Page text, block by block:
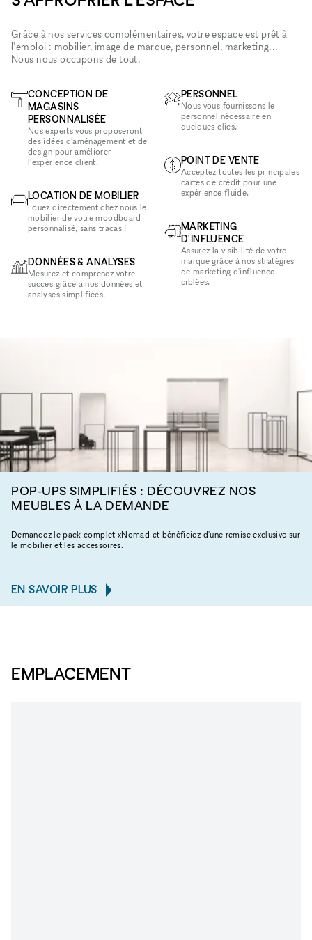
Grâce à nos services complémentaires, votre espace est prêt à
l'emploi : mobilier, image de marque, personnel, marketing...
Nous nous occupons de tout.
CONCEPTION DE
MAGASINS
PERSONNALISÉE
Nos experts vous proposeront
des idées d'aménagement et de
design pour améliorer
l'expérience client.
LOCATION DE MOBILIER
Louez directement chez nous le
mobilier de votre moodboard
personnalisé, sans tracas !
DONNÉES & ANALYSES
Mesurez et comprenez votre
succès grâce à nos données et
analyses simplifiées.
PERSONNEL
Nous vous fournissons le
personnel nécessaire en
quelques clics.
POINT DE VENTE
Acceptez toutes les principales
cartes de crédit pour une
expérience fluide.
MARKETING
D'INFLUENCE
Assurez la visibilité de votre
marque grâce à nos stratégies
de marketing d'influence
ciblées.
POP-UPS SIMPLIFIÉS : DÉCOUVREZ NOS
MEUBLES À LA DEMANDE
Demandez le pack complet xNomad et bénéficiez d'une remise exclusive sur
le mobilier et les accessoires.
EN SAVOIR PLUS
EMPLACEMENT